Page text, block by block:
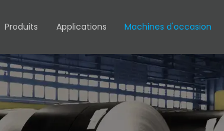
Produits Applications Machines d'occasion